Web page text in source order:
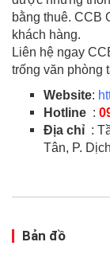
bằng thuê. CCB
khách hàng.
Liên hệ ngay
trống văn phòng
Website:
Hotline :
Địa chỉ :
Tân, P.
Bản đồ